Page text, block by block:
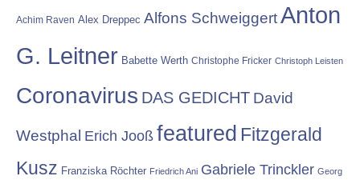
Achim Raven Alex Dreppec Alfons SchweiggertAnton
G. Leitner Babette Werth Christophe Fricker Christoph Leisten
Coronavirus DAS GEDICHT David
Westphal Erich Jooß featured Fitzgerald
Kusz Franziska Röchter Friedrich Ani Gabriele Trinckler Georg